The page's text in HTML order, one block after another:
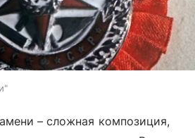
– сложная композиция,